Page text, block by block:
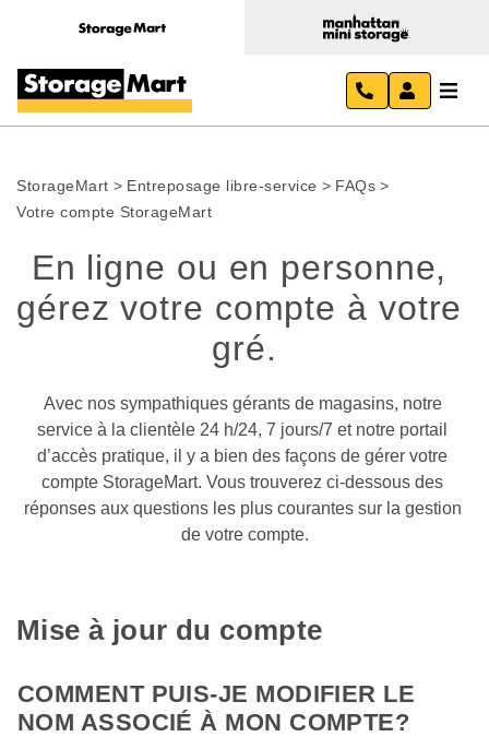
StorageMart > Entreposage libre-service > FAQs >
Votre compte StorageMart
En ligne ou en personne,
gérez votre compte à votre
gré.
Avec nos sympathiques gérants de magasins, notre
service à la clientèle 24 h/24, 7 jours/7 et notre portail
d’accès pratique, il y a bien des façons de gérer votre
compte StorageMart. Vous trouverez ci-dessous des
réponses aux questions les plus courantes sur la gestion
de votre compte.
Mise à jour du compte
COMMENT PUIS-JE MODIFIER LE
NOM ASSOCIÉ À MON COMPTE?